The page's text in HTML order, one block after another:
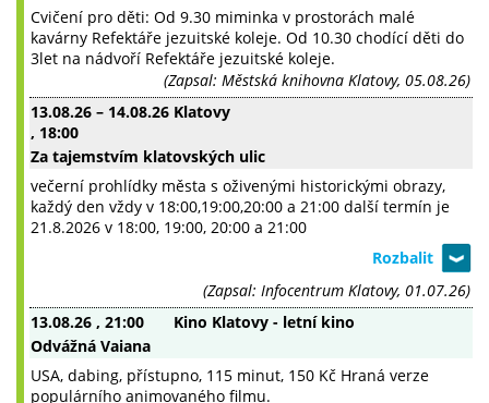
Cvičení pro děti: Od 9.30 miminka v prostorách malé
kavárny Refektáře jezuitské koleje. Od 10.30 chodící děti do
3let na nádvoří Refektáře jezuitské koleje.
(Zapsal: Městská knihovna Klatovy, 05.08.26)
13.08.26 – 14.08.26
, 18:00
Klatovy
Za tajemstvím klatovských ulic
večerní prohlídky města s oživenými historickými obrazy,
každý den vždy v 18:00,19:00,20:00 a 21:00 další termín je
21.8.2026 v 18:00, 19:00, 20:00 a 21:00
(Zapsal: Infocentrum Klatovy, 01.07.26)
13.08.26 , 21:00
Kino Klatovy - letní kino
Odvážná Vaiana
USA, dabing, přístupno, 115 minut, 150 Kč Hraná verze
populárního animovaného filmu.